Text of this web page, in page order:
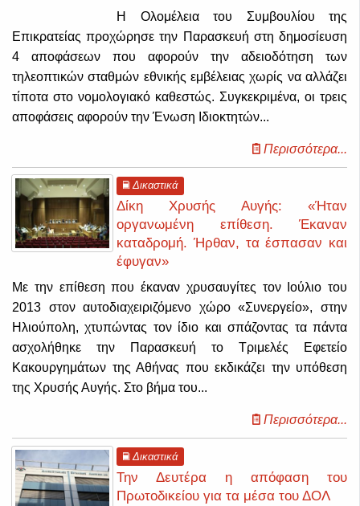
Η Ολομέλεια του Συμβουλίου της
Επικρατείας προχώρησε την Παρασκευή στη δημοσίευση
4 αποφάσεων που αφορούν την αδειοδότηση των
τηλεοπτικών σταθμών εθνικής εμβέλειας χωρίς να αλλάζει
τίποτα στο νομολογιακό καθεστώς. Συγκεκριμένα, οι τρεις
αποφάσεις αφορούν την Ένωση Ιδιοκτητών...
Περισσότερα...
Δικαστικά
Δίκη Χρυσής Αυγής: «Ήταν
οργανωμένη επίθεση. Έκαναν
καταδρομή. Ήρθαν, τα έσπασαν και
έφυγαν»
Με την επίθεση που έκαναν χρυσαυγίτες τον Ιούλιο του
2013 στον αυτοδιαχειριζόμενο χώρο «Συνεργείο», στην
Ηλιούπολη, χτυπώντας τον ίδιο και σπάζοντας τα πάντα
ασχολήθηκε την Παρασκευή το Τριμελές Εφετείο
Κακουργημάτων της Αθήνας που εκδικάζει την υπόθεση
της Χρυσής Αυγής. Στο βήμα του...
Περισσότερα...
Δικαστικά
Την Δευτέρα η απόφαση του
Πρωτοδικείου για τα μέσα του ΔΟΛ